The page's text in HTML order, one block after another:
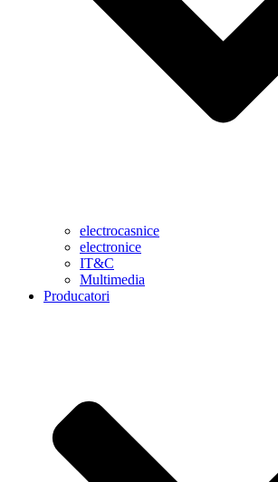
electrocasnice
electronice
IT&C
Multimedia
Producatori